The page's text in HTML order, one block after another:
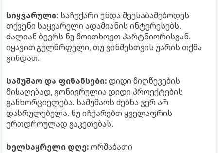
სიყვარული: საჩუქარი უნდა შეესაბამებოდეს
თქვენი საყვარელი ადამიანის ინტერესებს.
ძალიან ბევრს ნუ მოითხოვთ პარტნიორისგან.
იყავით გულწრფელი, თუ ვინმესთვის უარის თქმა
გინდათ.
სამუშაო და ფინანსები: დიდი მიღწევების
მისაღებად, გონივრულია დიდი პროექტების
განხორციელება. სამუშაოს ძებნა ჯერ არ
დასრულებულა. ნუ იჩქარებთ ყველაფრის
ერთდროულად გაკეთებას.
ხელსაყრელი დღე: ორშაბათი